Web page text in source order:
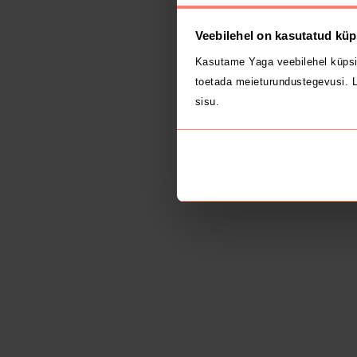
Veebilehel on kasutatud
Kasutame Yaga veebilehel
toetada meieturundustegevusi.
sisu.